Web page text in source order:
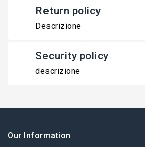
Return policy
Descrizione
Security policy
descrizione
Our Information